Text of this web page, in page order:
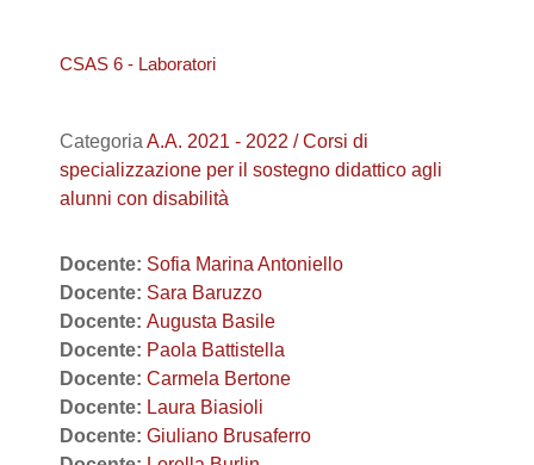
CSAS 6 - Laboratori
Categoria A.A. 2021 - 2022 / Corsi di
specializzazione per il sostegno didattico agli
alunni con disabilità
Docente: Sofia Marina Antoniello
Docente: Sara Baruzzo
Docente: Augusta Basile
Docente: Paola Battistella
Docente: Carmela Bertone
Docente: Laura Biasioli
Docente: Giuliano Brusaferro